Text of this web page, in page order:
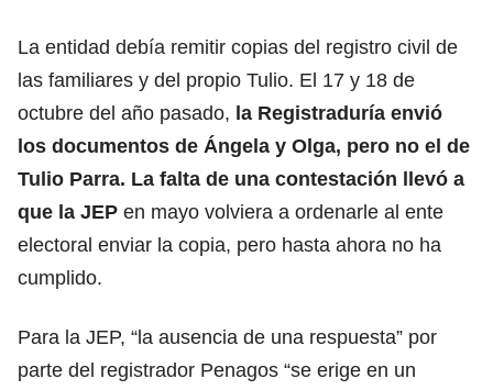
La entidad debía remitir copias del registro civil de
las familiares y del propio Tulio. El 17 y 18 de
octubre del año pasado, la Registraduría envió
los documentos de Ángela y Olga, pero no el de
Tulio Parra. La falta de una contestación llevó a
que la JEP en mayo volviera a ordenarle al ente
electoral enviar la copia, pero hasta ahora no ha
cumplido.
Para la JEP, “la ausencia de una respuesta” por
parte del registrador Penagos “se erige en un